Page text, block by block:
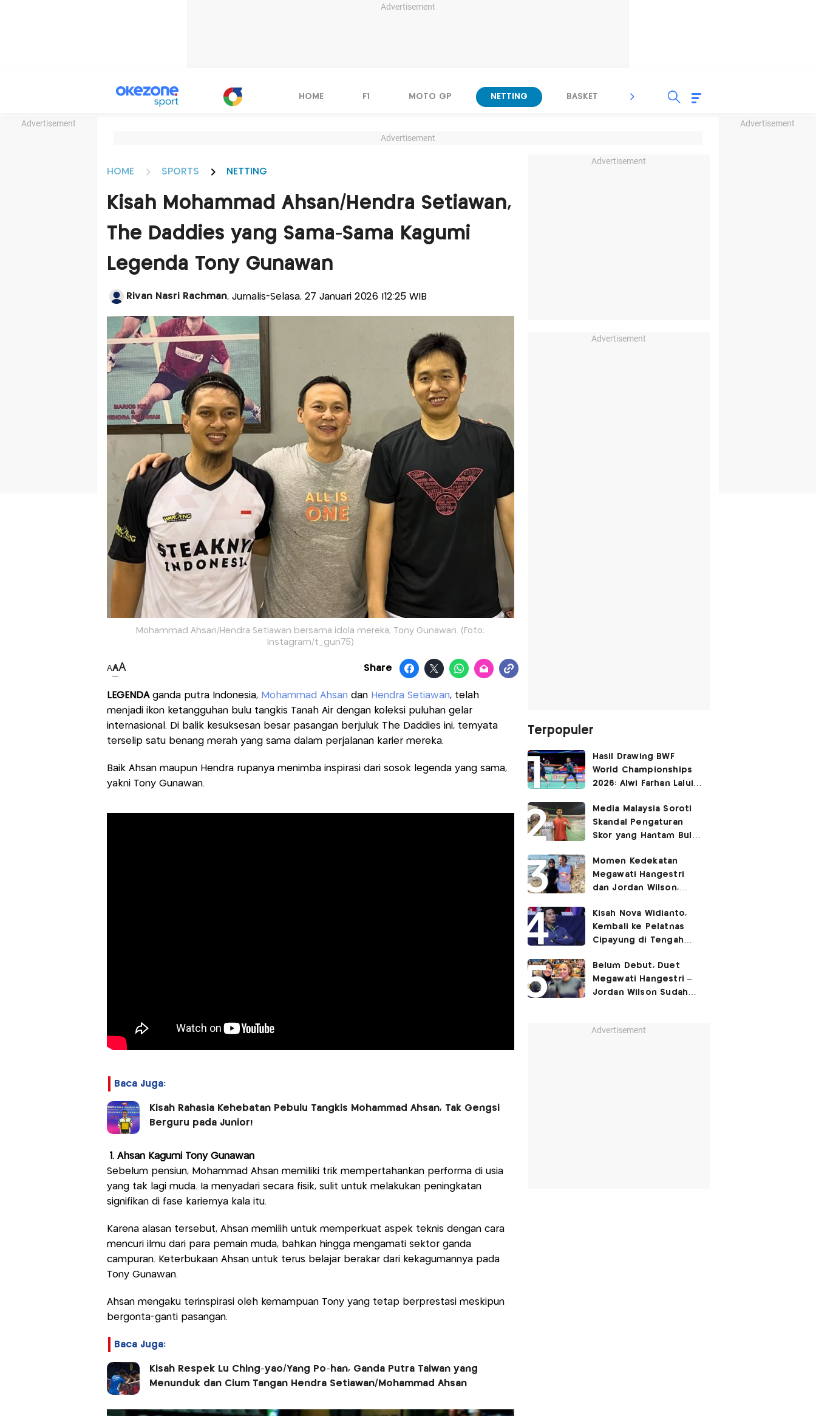
Advertisement
Advertisement Advertisement
HOME F1 MOTO GP NETTING BASKET SPORT LAIN
Advertisement
HOME SPORTS NETTING
Kisah Mohammad Ahsan/Hendra Setiawan,
The Daddies yang Sama-Sama Kagumi
Legenda Tony Gunawan
Rivan Nasri Rachman, Jurnalis-Selasa, 27 Januari 2026 |12:25 WIB
Mohammad Ahsan/Hendra Setiawan bersama idola mereka, Tony Gunawan. (Foto:
Instagram/t_gun75)
AAA Share
LEGENDA ganda putra Indonesia, Mohammad Ahsan dan Hendra Setiawan, telah
menjadi ikon ketangguhan bulu tangkis Tanah Air dengan koleksi puluhan gelar
internasional. Di balik kesuksesan besar pasangan berjuluk The Daddies ini, ternyata
terselip satu benang merah yang sama dalam perjalanan karier mereka.
Baik Ahsan maupun Hendra rupanya menimba inspirasi dari sosok legenda yang sama,
yakni Tony Gunawan.
Baca Juga:
Kisah Rahasia Kehebatan Pebulu Tangkis Mohammad Ahsan, Tak Gengsi
Berguru pada Junior!
1. Ahsan Kagumi Tony Gunawan
Sebelum pensiun, Mohammad Ahsan memiliki trik mempertahankan performa di usia
yang tak lagi muda. Ia menyadari secara fisik, sulit untuk melakukan peningkatan
signifikan di fase kariernya kala itu.
Karena alasan tersebut, Ahsan memilih untuk memperkuat aspek teknis dengan cara
mencuri ilmu dari para pemain muda, bahkan hingga mengamati sektor ganda
campuran. Keterbukaan Ahsan untuk terus belajar berakar dari kekagumannya pada
Tony Gunawan.
Ahsan mengaku terinspirasi oleh kemampuan Tony yang tetap berprestasi meskipun
bergonta-ganti pasangan.
Baca Juga:
Kisah Respek Lu Ching-yao/Yang Po-han, Ganda Putra Taiwan yang
Menunduk dan Cium Tangan Hendra Setiawan/Mohammad Ahsan
Advertisement
Advertisement
Terpopuler
Hasil Drawing BWF
World Championships
2026: Alwi Farhan Lalui
Dapat Bye
Media Malaysia Soroti
Skandal Pengaturan
Skor yang Hantam Bulu
Libatkan Jafar/Felisha!
Momen Kedekatan
Megawati Hangestri
dan Jordan Wilson,
Hillstate di Pantai!
Kisah Nova Widianto,
Kembali ke Pelatnas
Cipayung di Tengah
Campuran
Belum Debut, Duet
Megawati Hangestri –
Jordan Wilson Sudah
Advertisement